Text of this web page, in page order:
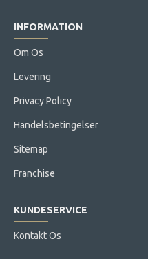
INFORMATION
Om Os
Levering
Privacy Policy
Handelsbetingelser
Sitemap
Franchise
KUNDESERVICE
Kontakt Os